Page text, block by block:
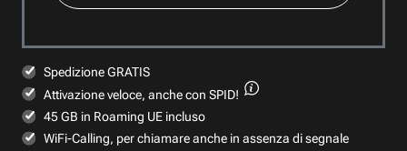
Spedizione GRATIS
Attivazione veloce, anche con SPID!
45 GB in Roaming UE incluso
WiFi-Calling, per chiamare anche in assenza di segnale